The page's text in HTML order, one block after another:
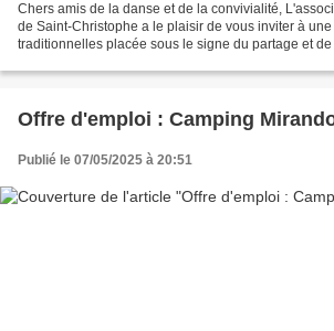
Chers amis de la danse et de la convivialité,
de Saint-Christophe a le plaisir de vous inviter à
traditionnelles placée sous le signe du partage et
Offre d'emploi : Camping
Publié le 07/05/2025 à 20:51